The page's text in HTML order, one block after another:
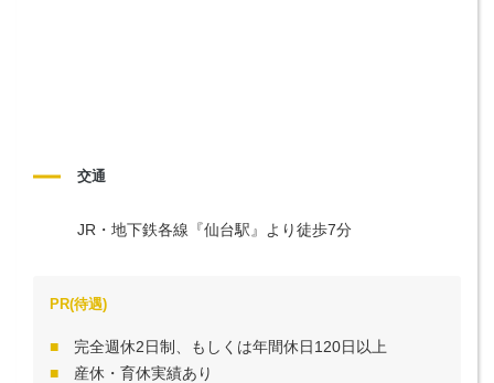
交通
JR・地下鉄各線『仙台駅』より徒歩7分
PR(待遇)
完全週休2日制、もしくは年間休日120日以上
産休・育休実績あり